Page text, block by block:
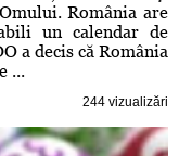
România are
un calendar de
a decis că România
...
244 vizualizări